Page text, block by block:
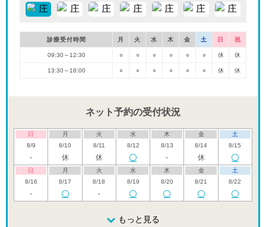
診療受付時間 月 火 水 木 金 土 日 祝
09:30～12:30 ○ ○ ○ ○ ○ ○ 休 休
13:30～18:00 ○ ○ ○ ○ ○ ○ 休 休
ネット予約の受付状況
日
8/9
-
月
8/10
休
火
8/11
休
水
8/12
木
8/13
-
金
8/14
休
土
8/15
日
8/16
-
月
8/17
火
8/18
-
水
8/19
木
8/20
金
8/21
土
8/22
8/26
もっと見る